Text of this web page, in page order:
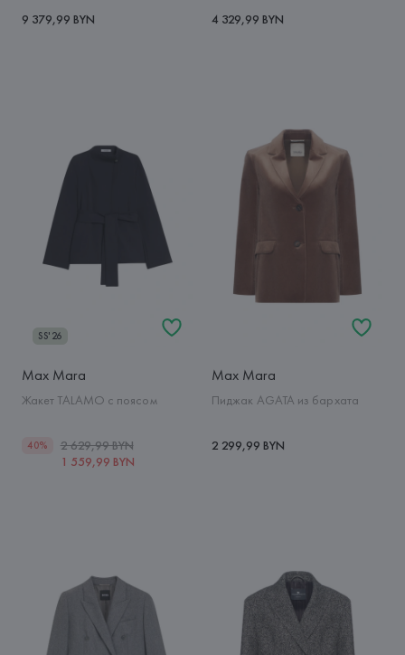
9 379,99 BYN
4 329,99 BYN
SS'26
Max Mara
Жакет TALAMO с поясом
40%
2 629,99 BYN
1 559,99 BYN
Max Mara
Пиджак AGATA из бархата
2 299,99 BYN